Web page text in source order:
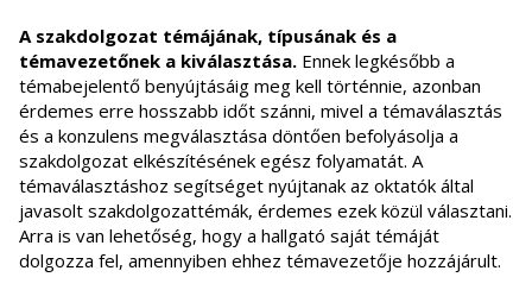
A szakdolgozat témájának, típusának és a
témavezetőnek a kiválasztása. Ennek legkésőbb a
témabejelentő benyújtásáig meg kell történnie, azonban
érdemes erre hosszabb időt szánni, mivel a témaválasztás
és a konzulens megválasztása döntően befolyásolja a
szakdolgozat elkészítésének egész folyamatát. A
témaválasztáshoz segítséget nyújtanak az oktatók által
javasolt szakdolgozattémák, érdemes ezek közül választani.
Arra is van lehetőség, hogy a hallgató saját témáját
dolgozza fel, amennyiben ehhez témavezetője hozzájárult.